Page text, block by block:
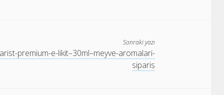
Sonraki yazı
premium-e-likit–30ml–meyve-aromalari-
siparis